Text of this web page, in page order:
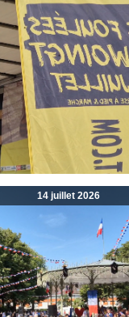
14 juillet 2026